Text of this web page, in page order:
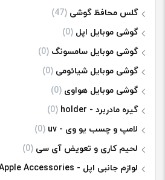
گلس محافظ گوشی (47)
گوشی موبایل اپل (0)
گوشی موبایل سامسونگ (0)
گوشی موبایل شیائومی (0)
گوشی موبایل هواوی (0)
گیره مادربرد - holder
(0)
لامپ و چسب یو وی - uv
(0)
لحیم کاری و تعویض آی سی (0)
لوازم جانبی اپل - Apple Accessories